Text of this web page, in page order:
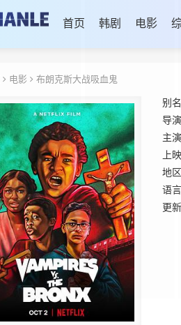
首页 韩剧 电影
电影 布朗克斯大战吸血鬼
别名
导演
主演
上
地区
语言
更新